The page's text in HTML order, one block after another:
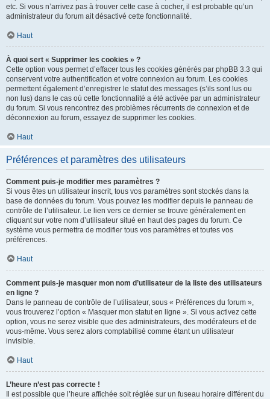
etc. Si vous n’arrivez pas à trouver cette case à cocher, il est probable qu’un
administrateur du forum ait désactivé cette fonctionnalité.
Haut
À quoi sert « Supprimer les cookies » ?
Cette option vous permet d’effacer tous les cookies générés par phpBB 3.3 qui
conservent votre authentification et votre connexion au forum. Les cookies
permettent également d’enregistrer le statut des messages (s’ils sont lus ou
non lus) dans le cas où cette fonctionnalité a été activée par un administrateur
du forum. Si vous rencontrez des problèmes récurrents de connexion et de
déconnexion au forum, essayez de supprimer les cookies.
Haut
Préférences et paramètres des utilisateurs
Comment puis-je modifier mes paramètres ?
Si vous êtes un utilisateur inscrit, tous vos paramètres sont stockés dans la
base de données du forum. Vous pouvez les modifier depuis le panneau de
contrôle de l’utilisateur. Le lien vers ce dernier se trouve généralement en
cliquant sur votre nom d’utilisateur situé en haut des pages du forum. Ce
système vous permettra de modifier tous vos paramètres et toutes vos
préférences.
Haut
Comment puis-je masquer mon nom d’utilisateur de la liste des utilisateurs
en ligne ?
Dans le panneau de contrôle de l’utilisateur, sous « Préférences du forum »,
vous trouverez l’option « Masquer mon statut en ligne ». Si vous activez cette
option, vous ne serez visible que des administrateurs, des modérateurs et de
vous-même. Vous serez alors comptabilisé comme étant un utilisateur
invisible.
Haut
L’heure n’est pas correcte !
Il est possible que l’heure affichée soit réglée sur un fuseau horaire différent du